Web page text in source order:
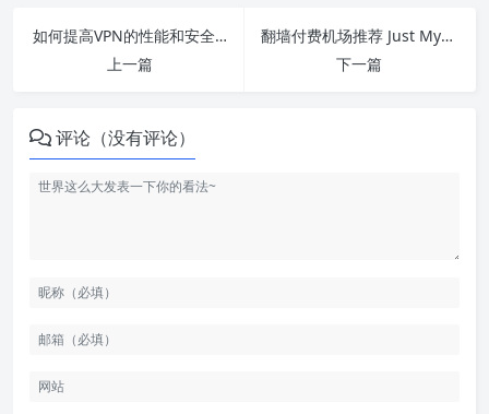
如何提高VPN的性能和安全性
上一篇
翻墙付费机场推荐 Just My Socks
下一篇
评论（没有评论）